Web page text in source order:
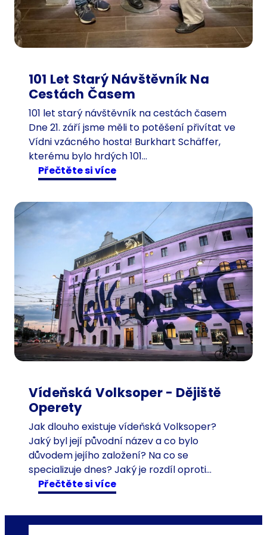
101 Let Starý Návštěvník Na
Cestách Časem
101 let starý návštěvník na cestách časem
Dne 21. září jsme měli to potěšení přivítat ve
Vídni vzácného hosta! Burkhart Schäffer,
kterému bylo hrdých 101…
Přečtěte si více:
1
0
e
t
s
t
a
r
ý
n
á
š
t
v
n
í
k
n
c
e
Vídeňská Volksoper - Dějiště
Operety
Jak dlouho existuje vídeňská Volksoper?
Jaký byl její původní název a co bylo
důvodem jejího založení? Na co se
specializuje dnes? Jaký je rozdíl oproti…
Přečtěte si více:
V
í
d